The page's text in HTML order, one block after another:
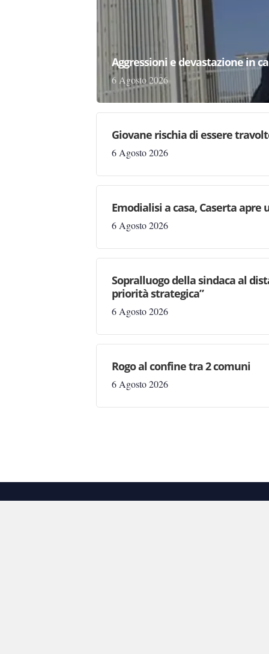
Aggressioni e devastazione in
6 Agosto 2026
Giovane rischia di essere
6 Agosto 2026
Emodialisi a casa, Caserta apre
6 Agosto 2026
Sopralluogo della sindaca al
priorità strategica”
6 Agosto 2026
Rogo al confine tra 2 comuni
6 Agosto 2026